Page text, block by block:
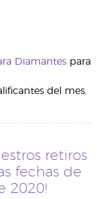
Diamantes para
del mes.
retiros
fechas de
2020!